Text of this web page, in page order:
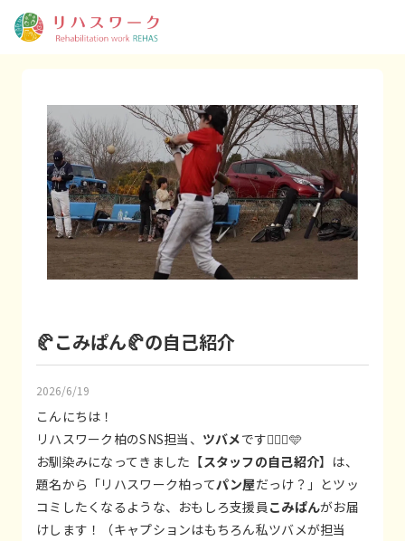
🥐こみぱん🥐の自己紹介
2026/6/19
こんにちは！
リハスワーク柏のSNS担当、 ツバメです💁🏻‍♀️🩵
お馴染みになってきました【スタッフの自己紹介】は、
題名から「リハスワーク柏ってパン屋だっけ？」とツッ
コミしたくなるような、おもしろ支援員 こみぱんがお届
けします！（キャプションはもちろん私ツバメが担当